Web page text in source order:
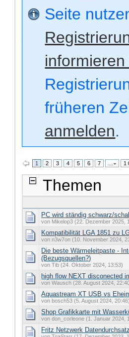
Seite
früheren
anmelden.
1 2 3 4 5 6 7 … 1
Themen
PC wird ständig schwarz/
von Mikelop3 (22. Dezember 2025,
Kompatibilität LGA 1851 zu
von n3w7on (10. November 2024,
Die beste Wärmeleitpaste -
(Bezugsquellen?)
von Tib (24. Oktober 2024, 13:53)
high flow NEXT disconected
von Wausch (28. August 2024,
Aquastream XT USB vs
von bosch53 (5. August 2024, 20:46)
Shop Grafikkarte mit
von don_corleone (1. Januar 2024,
Fritz Netzwerk Datendurchsatz